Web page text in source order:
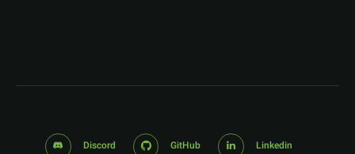
Discord GitHub Linkedin